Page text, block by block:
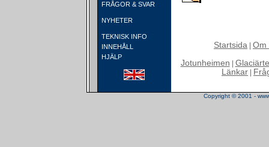
FRÅGOR & SVAR
NYHETER
TEKNISK INFO
INNEHÅLL
HJÄLP
Startsida Om
Jotunheimen
Länkar
Copyright © 2001 -